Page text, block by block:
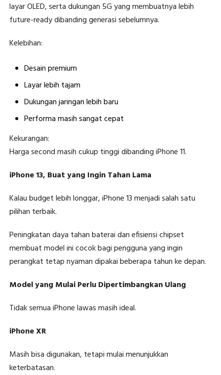
layar OLED, serta dukungan 5G yang membuatnya lebih
future-ready dibanding generasi sebelumnya.
Kelebihan:
Desain premium
Layar lebih tajam
Dukungan jaringan lebih baru
Performa masih sangat cepat
Kekurangan:
Harga second masih cukup tinggi dibanding iPhone 11.
iPhone 13, Buat yang Ingin Tahan Lama
Kalau budget lebih longgar, iPhone 13 menjadi salah satu
pilihan terbaik.
Peningkatan daya tahan baterai dan efisiensi chipset
membuat model ini cocok bagi pengguna yang ingin
perangkat tetap nyaman dipakai beberapa tahun ke depan.
Model yang Mulai Perlu Dipertimbangkan Ulang
Tidak semua iPhone lawas masih ideal.
iPhone XR
Masih bisa digunakan, tetapi mulai menunjukkan
keterbatasan.